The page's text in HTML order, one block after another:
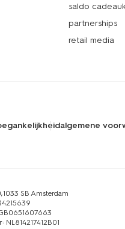
saldo
partnerships
retail media
algemene
SB Amsterdam